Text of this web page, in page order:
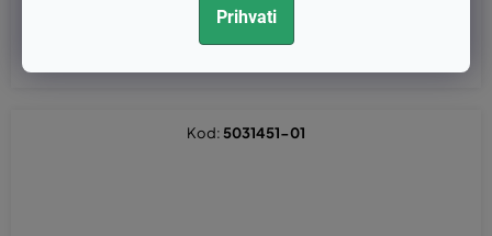
Prihvati
Kod: 5031451-01